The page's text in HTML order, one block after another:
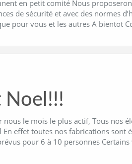
en petit comité Nous
de sécurité et avec des normes
pour vous et les autres A bientot
Noel!!!
nous le mois le plus actif, Tous nos
En effet toutes nos fabrications sont
pour 6 à 10 personnes